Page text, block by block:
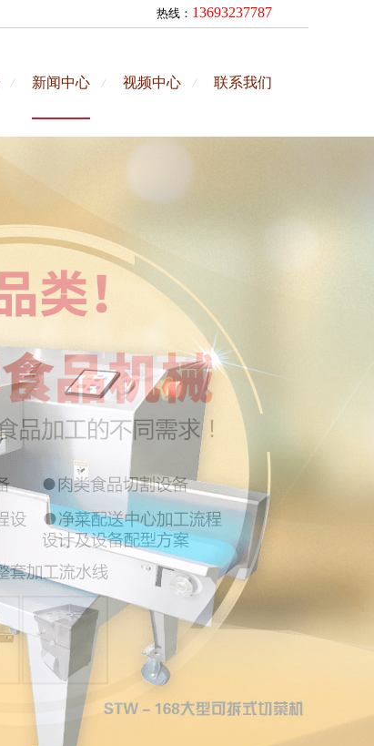
热线： 13693237787
新闻中心 视频中心 联系我们